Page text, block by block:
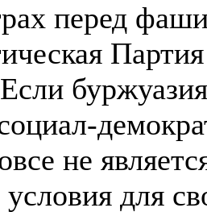
перед
не
для